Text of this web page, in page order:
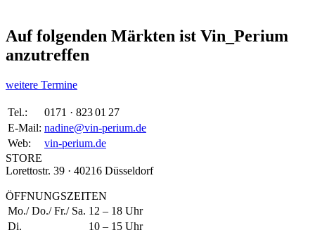
Auf folgenden Märkten ist Vin_Perium
anzutreffen
weitere Termine
Tel.:
0171 · 823 01 27
E-Mail: nadine@vin-perium.de
Web:
vin-perium.de
STORE
Lorettostr. 39 · 40216 Düsseldorf
ÖFFNUNGSZEITEN
Mo./ Do./ Fr./ Sa. 12 – 18 Uhr
Di.
10 – 15 Uhr